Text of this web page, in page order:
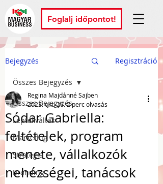
Foglalj időpontot!
Bejegyzés Regisztráció
Összes Bejegyzés
Léptékváltás
Marketing
Stratégia
Branding
Összes Bejegyzés
Sódar Gabriella:
feltételek, program
menete, vállalkozók
nehézségei, tanácsok
Regina Majdánné Sajben
2023. okt. 26.2 perc olvasás